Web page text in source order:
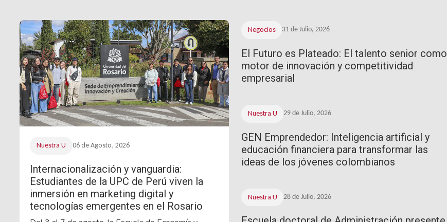
Nuestra U 06 de Agosto, 2026
Internacionalización y vanguardia:
Estudiantes de la UPC de Perú viven la
inmersión en marketing digital y
tecnologías emergentes en el Rosario
Negocios 31 de Julio, 2026
El Futuro es Plateado: El talento senior como
motor de innovación y competitividad
empresarial
Nuestra U 29 de Julio, 2026
GEN Emprendedor: Inteligencia artificial y
educación financiera para transformar las
ideas de los jóvenes colombianos
Nuestra U 28 de Julio, 2026